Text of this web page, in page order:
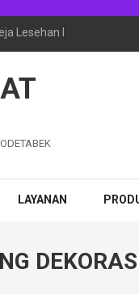
Lesehan Event
LAYANAN